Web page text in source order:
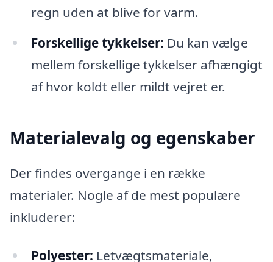
regn uden at blive for varm.
Forskellige tykkelser: Du kan vælge
mellem forskellige tykkelser afhængigt
af hvor koldt eller mildt vejret er.
Materialevalg og egenskaber
Der findes overgange i en række
materialer. Nogle af de mest populære
inkluderer:
Polyester: Letvægtsmateriale,